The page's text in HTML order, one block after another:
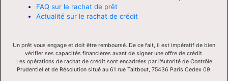
FAQ sur le rachat de prêt
Actualité sur le rachat de crédit
Un prêt vous engage et doit être remboursé. De ce fait, il est impératif de bien
vérifier ses capacités financières avant de signer une offre de crédit.
Les opérations de rachat de crédit sont encadrées par l'Autorité de Contrôle
Prudentiel et de Résolution situé au 61 rue Taitbout, 75436 Paris Cedex 09.